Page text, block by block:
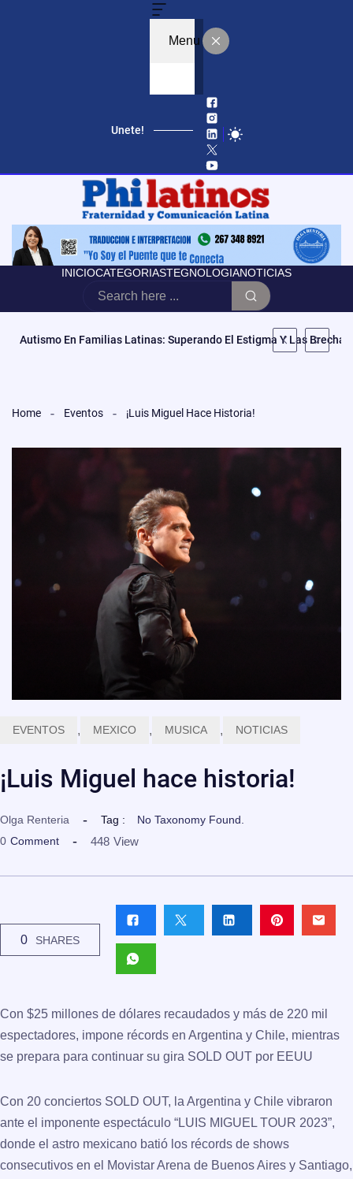
Menu
Unete!
INICIOCATEGORIASTEGNOLOGIANOTICIAS
Autismo En Familias Latinas: Superando El Estigma Y Las Brechas
Home Eventos ¡Luis Miguel Hace Historia!
EVENTOS , MEXICO , MUSICA , NOTICIAS
¡Luis Miguel hace historia!
Olga Renteria Tag :
No Taxonomy Found.
0 Comment 448 View
0 SHARES
Con $25 millones de dólares recaudados y más de 220 mil
espectadores, impone récords en Argentina y Chile, mientras
se prepara para continuar su gira SOLD OUT por EEUU
Con 20 conciertos SOLD OUT, la Argentina y Chile vibraron
ante el imponente espectáculo “LUIS MIGUEL TOUR 2023”,
donde el astro mexicano batió los récords de shows
consecutivos en el Movistar Arena de Buenos Aires y Santiago,